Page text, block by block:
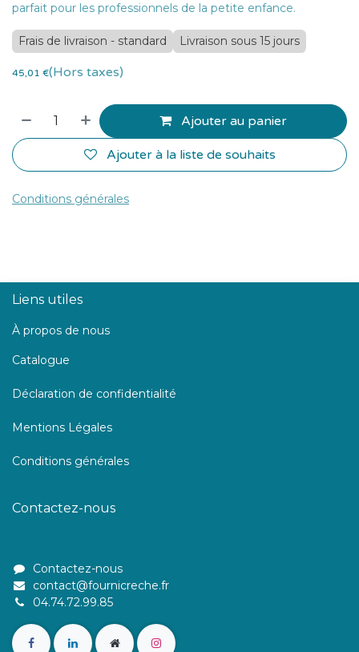
parfait pour les professionnels de la petite enfance.
Frais de livraison - standard Livraison sous 15 jours
45,01 €(Hors taxes)
Ajouter au panier
Ajouter à la liste de souhaits
Conditions générales
Liens utiles
À propos de nous
Catalogue
Déclaration de confidentialité
Mentions Légales
Conditions générales
Contactez-nous
Contactez-nous
contact@fournicreche.fr
04.74.72.99.85